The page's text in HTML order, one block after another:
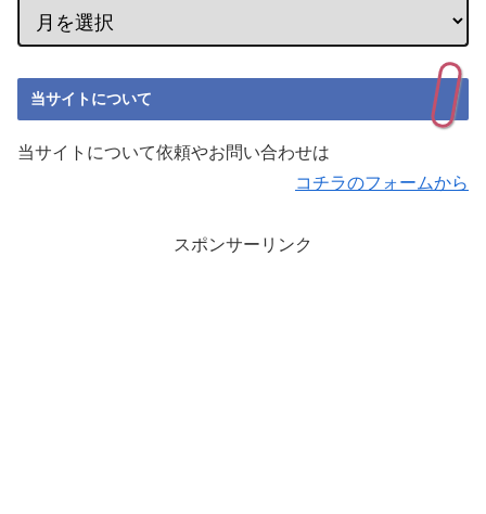
当サイトについて
当サイトについて依頼やお問い合わせは
コチラのフォームから
スポンサーリンク